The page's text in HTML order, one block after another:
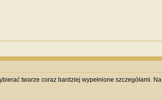
twarze coraz bardziej wypełnione szczegółami. Na